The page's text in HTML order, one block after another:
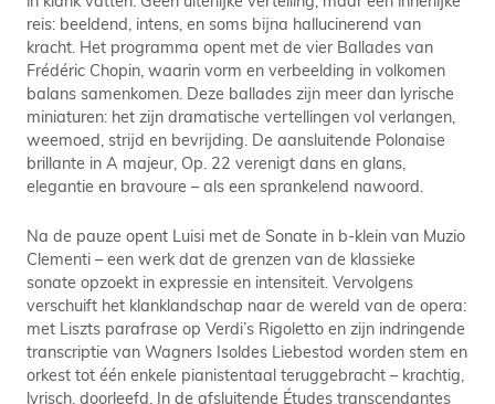
reis: beeldend, intens, en soms bijna hallucinerend van
kracht. Het programma opent met de vier Ballades van
Frédéric Chopin, waarin vorm en verbeelding in volkomen
balans samenkomen. Deze ballades zijn meer dan lyrische
miniaturen: het zijn dramatische vertellingen vol verlangen,
weemoed, strijd en bevrijding. De aansluitende Polonaise
brillante in A majeur, Op. 22 verenigt dans en glans,
elegantie en bravoure – als een sprankelend nawoord.
Na de pauze opent Luisi met de Sonate in b-klein van Muzio
Clementi – een werk dat de grenzen van de klassieke
sonate opzoekt in expressie en intensiteit. Vervolgens
verschuift het klanklandschap naar de wereld van de opera:
met Liszts parafrase op Verdi’s Rigoletto en zijn indringende
transcriptie van Wagners Isoldes Liebestod worden stem en
orkest tot één enkele pianistentaal teruggebracht – krachtig,
lyrisch, doorleefd. In de afsluitende Études transcendantes